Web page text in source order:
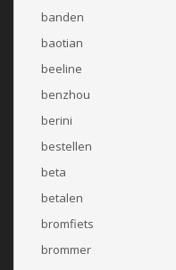
banden
baotian
beeline
benzhou
berini
bestellen
beta
betalen
bromfiets
brommer